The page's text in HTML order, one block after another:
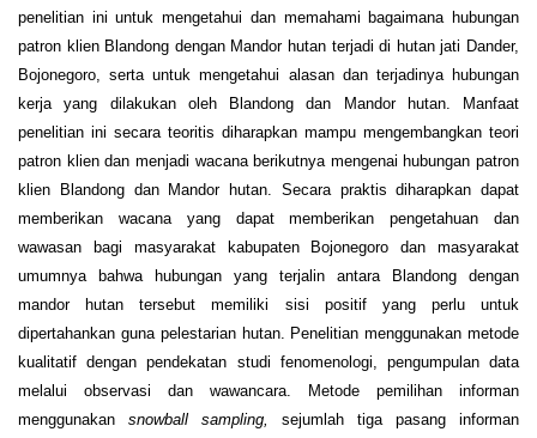
penelitian ini untuk mengetahui dan memahami bagaimana hubungan
patron klien Blandong dengan Mandor hutan terjadi di hutan jati Dander,
Bojonegoro, serta untuk mengetahui alasan dan terjadinya hubungan
kerja yang dilakukan oleh Blandong dan Mandor hutan. Manfaat
penelitian ini secara teoritis diharapkan mampu mengembangkan teori
patron klien dan menjadi wacana berikutnya mengenai hubungan patron
klien Blandong dan Mandor hutan. Secara praktis diharapkan dapat
memberikan wacana yang dapat memberikan pengetahuan dan
wawasan bagi masyarakat kabupaten Bojonegoro dan masyarakat
umumnya bahwa hubungan yang terjalin antara Blandong dengan
mandor hutan tersebut memiliki sisi positif yang perlu untuk
dipertahankan guna pelestarian hutan. Penelitian menggunakan metode
kualitatif dengan pendekatan studi fenomenologi, pengumpulan data
melalui observasi dan wawancara. Metode pemilihan informan
menggunakan snowball sampling, sejumlah tiga pasang informan